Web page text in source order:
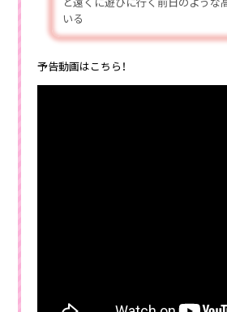
いる
予告動画はこちら！